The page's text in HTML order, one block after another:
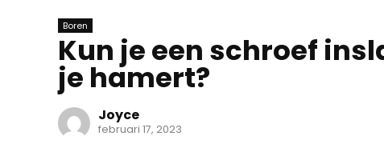
Boren
Kun je een schroef
je hamert?
Joyce
februari 17, 2023